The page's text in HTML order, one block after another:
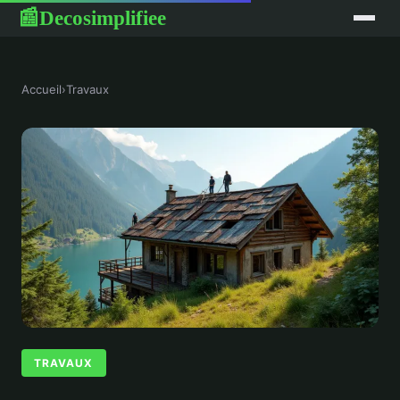
📰Decosimplifiee
Accueil›Travaux
TRAVAUX